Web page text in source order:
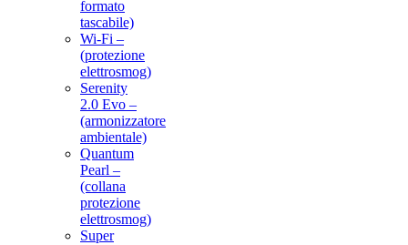
formato
tascabile)
Wi-Fi –
(protezione
elettrosmog)
Serenity
2.0 Evo –
(armonizzatore
ambientale)
Quantum
Pearl –
(collana
protezione
elettrosmog)
Super